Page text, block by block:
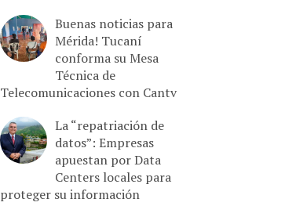
Buenas noticias para
Mérida! Tucaní
conforma su Mesa
Técnica de
Telecomunicaciones con Cantv
La “repatriación de
datos”: Empresas
apuestan por Data
Centers locales para
proteger su información